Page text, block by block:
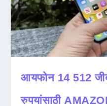
आयफोन 14 512
रुपयांसाठी